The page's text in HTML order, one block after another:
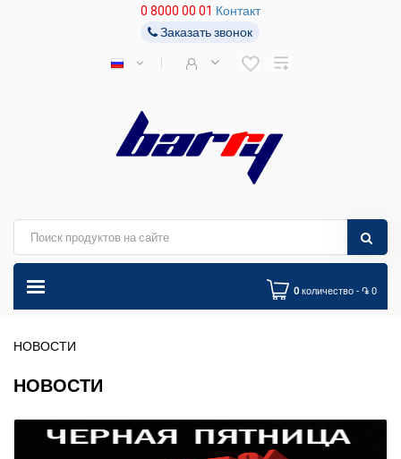
0 8000 00 01 Контакт
Заказать звонок
0 количество - ֏ 0
НОВОСТИ
НОВОСТИ